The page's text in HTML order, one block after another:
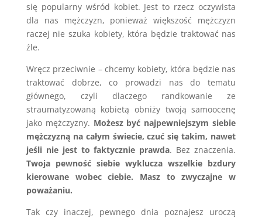
się popularny wśród kobiet. Jest to rzecz oczywista
dla nas mężczyzn, ponieważ większość mężczyzn
raczej nie szuka kobiety, która będzie traktować nas
źle.
Wręcz przeciwnie – chcemy kobiety, która będzie nas
traktować dobrze, co prowadzi nas do tematu
głównego, czyli dlaczego randkowanie ze
straumatyzowaną kobietą obniży twoją samoocenę
jako mężczyzny. Możesz być najpewniejszym siebie
mężczyzną na całym świecie, czuć się takim, nawet
jeśli nie jest to faktycznie prawda. Bez znaczenia.
Twoja pewność siebie wyklucza wszelkie bzdury
kierowane wobec ciebie.
Masz to zwyczajne w
poważaniu.
Tak czy inaczej, pewnego dnia poznajesz uroczą